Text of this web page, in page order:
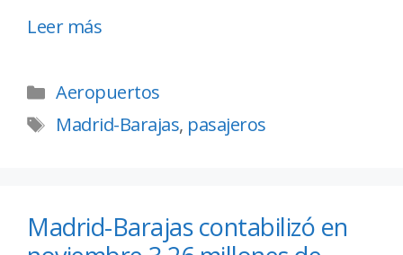
Leer más
Aeropuertos
Madrid-Barajas, pasajeros
Madrid-Barajas contabilizó en